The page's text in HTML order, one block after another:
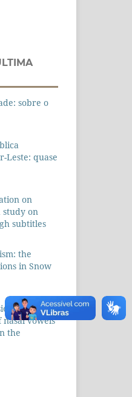
sobre o
Leste: quase
on
study on
subtitles
the
in Snow
The
nasal vowels
the